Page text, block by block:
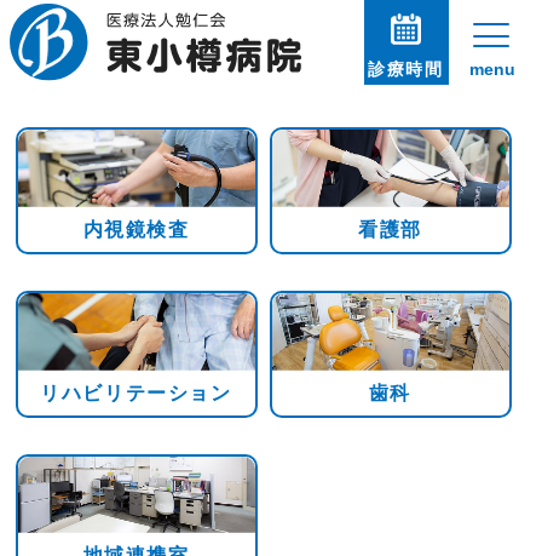
診療時間 menu
内視鏡検査 看護部
リハビリテーション 歯科